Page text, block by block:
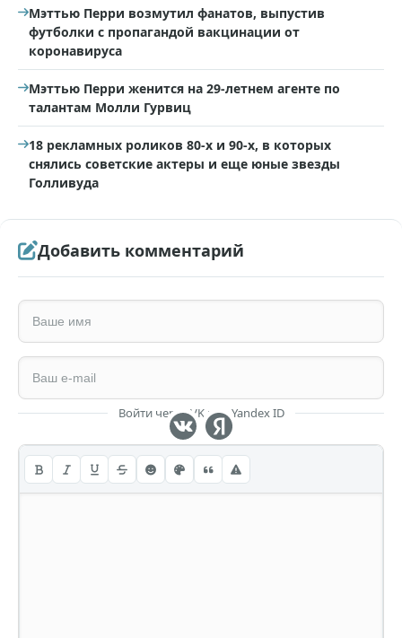
Мэттью Перри возмутил фанатов, выпустив
футболки с пропагандой вакцинации от
коронавируса
Мэттью Перри женится на 29-летнем агенте по
талантам Молли Гурвиц
18 рекламных роликов 80-х и 90-х, в которых
снялись советские актеры и еще юные звезды
Голливуда
Добавить комментарий
Войти через VK или Yandex ID